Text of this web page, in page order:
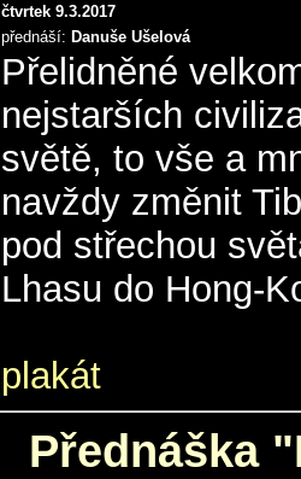
čtvrtek 9.3.2017
přednáší: Danuše Ušelová
Přelidněné
nejstarších
světě, to vše a
navždy změnit
pod střechou
Lhasu do Hong-
plakát
Přednáška